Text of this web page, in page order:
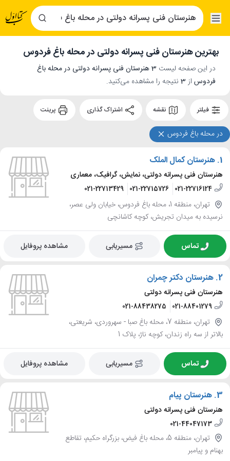
بهترین هنرستان فنی پسرانه دولتی در محله باغ فردوس
در این صفحه لیست
3 هنرستان فنی پسرانه دولتی در محله باغ
فردوس از 3 نتیجه را مشاهده می‌کنید.
فیلتر نقشه
در محله باغ فردوس
1. هنرستان کمال الملک
هنرستان فنی پسرانه دولتی، نمایش، گرافیک، معماری
021-22716124
021-22715726
021-22713429
تهران، منطقه 1، محله باغ فردوس، خیابان ولی عصر،
نرسیده به میدان تجریش، کوچه کاشانچی
تماس مسیریابی مشاهده پروفایل
2. هنرستان دکتر چمران
هنرستان فنی پسرانه دولتی
021-88401279
021-88438275
تهران، منطقه 7، محله باغ صبا - سهروردی، شریعتی،
بالاتر از سه راه زندان، کوچه ناژ، پلاک 1
تماس مسیریابی مشاهده پروفایل
3. هنرستان پیام
هنرستان فنی پسرانه دولتی
021-44047173
تهران، منطقه 5، محله باغ فیض، بزرگراه حکیم، تقاطع
بهنام و پیامبر